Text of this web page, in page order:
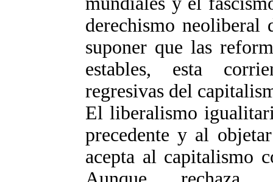
derechismo neoliberal
suponer que las
estables, esta
regresivas del
El liberalismo
precedente y al
acepta al capitalismo